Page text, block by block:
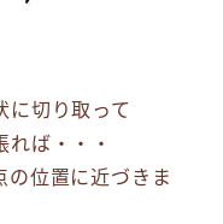
に切り取って
ば・・・
の位置に近づきま